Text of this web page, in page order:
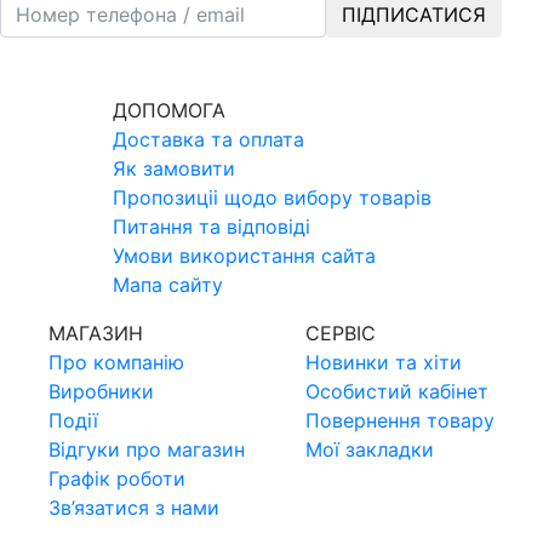
ПІДПИСАТИСЯ
ДОПОМОГА
Доставка та оплата
Як замовити
Пропозицii щодо вибору товарiв
Питання та вiдповiдi
Умови використання сайта
Мапа сайту
МАГАЗИН
Про компанiю
Виробники
Події
Відгуки про магазин
Графік роботи
Зв’язатися з нами
СЕРВIС
Новинки та хiти
Особистий кабінет
Повернення товару
Мої закладки